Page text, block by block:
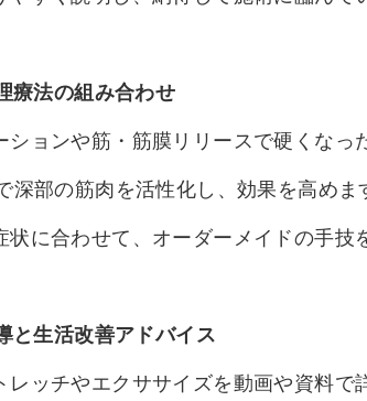
療法の組み合わせ
ションや筋・筋膜リリースで硬くなっ
深部の筋肉を活性化し、効果を高めま
状に合わせて、オーダーメイドの手技
と生活改善アドバイス
レッチやエクササイズを動画や資料で